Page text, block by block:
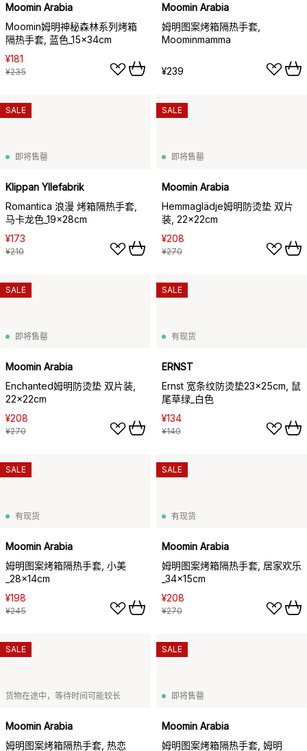
Moomin Arabia
Moomin姆明神秘森林系列烤箱
隔热手套, 蓝色_15x34cm
¥181
¥235
Moomin Arabia
姆明图案烤箱隔热手套,
Moominmamma
¥239
即将售罄
Klippan Yllefabrik
Romantica 浪漫 烤箱隔热手套,
马卡龙色_19x28cm
¥173
¥210
SALE
即将售罄
Moomin Arabia
Hemmaglädje姆明防烫垫 双片
装, 22x22cm
¥208
¥270
SALE
即将售罄
Moomin Arabia
Enchanted姆明防烫垫 双片装,
22x22cm
¥208
¥270
SALE
有现货
ERNST
Ernst 宽条纹防烫垫23x25cm, 鼠
尾草绿_白色
¥134
¥140
SALE
有现货
Moomin Arabia
姆明图案烤箱隔热手套, 小美
_28x14cm
¥198
¥245
SALE
有现货
Moomin Arabia
姆明图案烤箱隔热手套, 居家欢乐
_34x15cm
¥208
¥270
SALE
货物在途中，等待时间可能较长
Moomin Arabia
姆明图案烤箱隔热手套, 热恋
SALE
即将售罄
Moomin Arabia
姆明图案烤箱隔热手套, 姆明
SALE